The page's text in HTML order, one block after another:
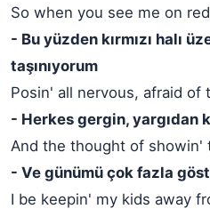
So when you see me on
- Bu yüzden kırmızı halı
taşınıyorum
Posin' all nervous, afraid of
- Herkes gergin, yargıdan
And the thought of showin'
- Ve günümü çok fazla
I be keepin' my kids away